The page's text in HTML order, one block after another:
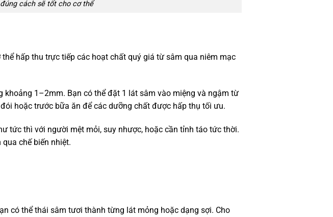
cách sẽ tốt cho cơ thể
hấp thu trực tiếp các hoạt chất quý giá từ sâm qua niêm mạc
1–2mm. Bạn có thể đặt 1 lát sâm vào miệng và ngậm từ
hoặc trước bữa ăn để các dưỡng chất được hấp thụ tối ưu.
tức thì với người mệt mỏi, suy nhược, hoặc cần tỉnh táo tức thời.
chế biến nhiệt.
có thể thái sâm tươi thành từng lát mỏng hoặc dạng sợi. Cho